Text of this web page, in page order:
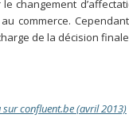
changement
commerce.
de la décision
sur confluent.be (avril 2013)